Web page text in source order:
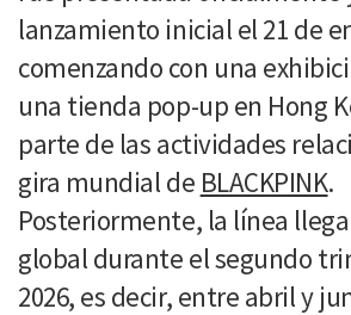
lanzamiento inicial el 21 de
comenzando con una
una tienda pop-up en Hong
parte de las actividades
gira mundial de BLACKPINK.
Posteriormente, la línea
global durante el segundo
2026, es decir, entre abril y